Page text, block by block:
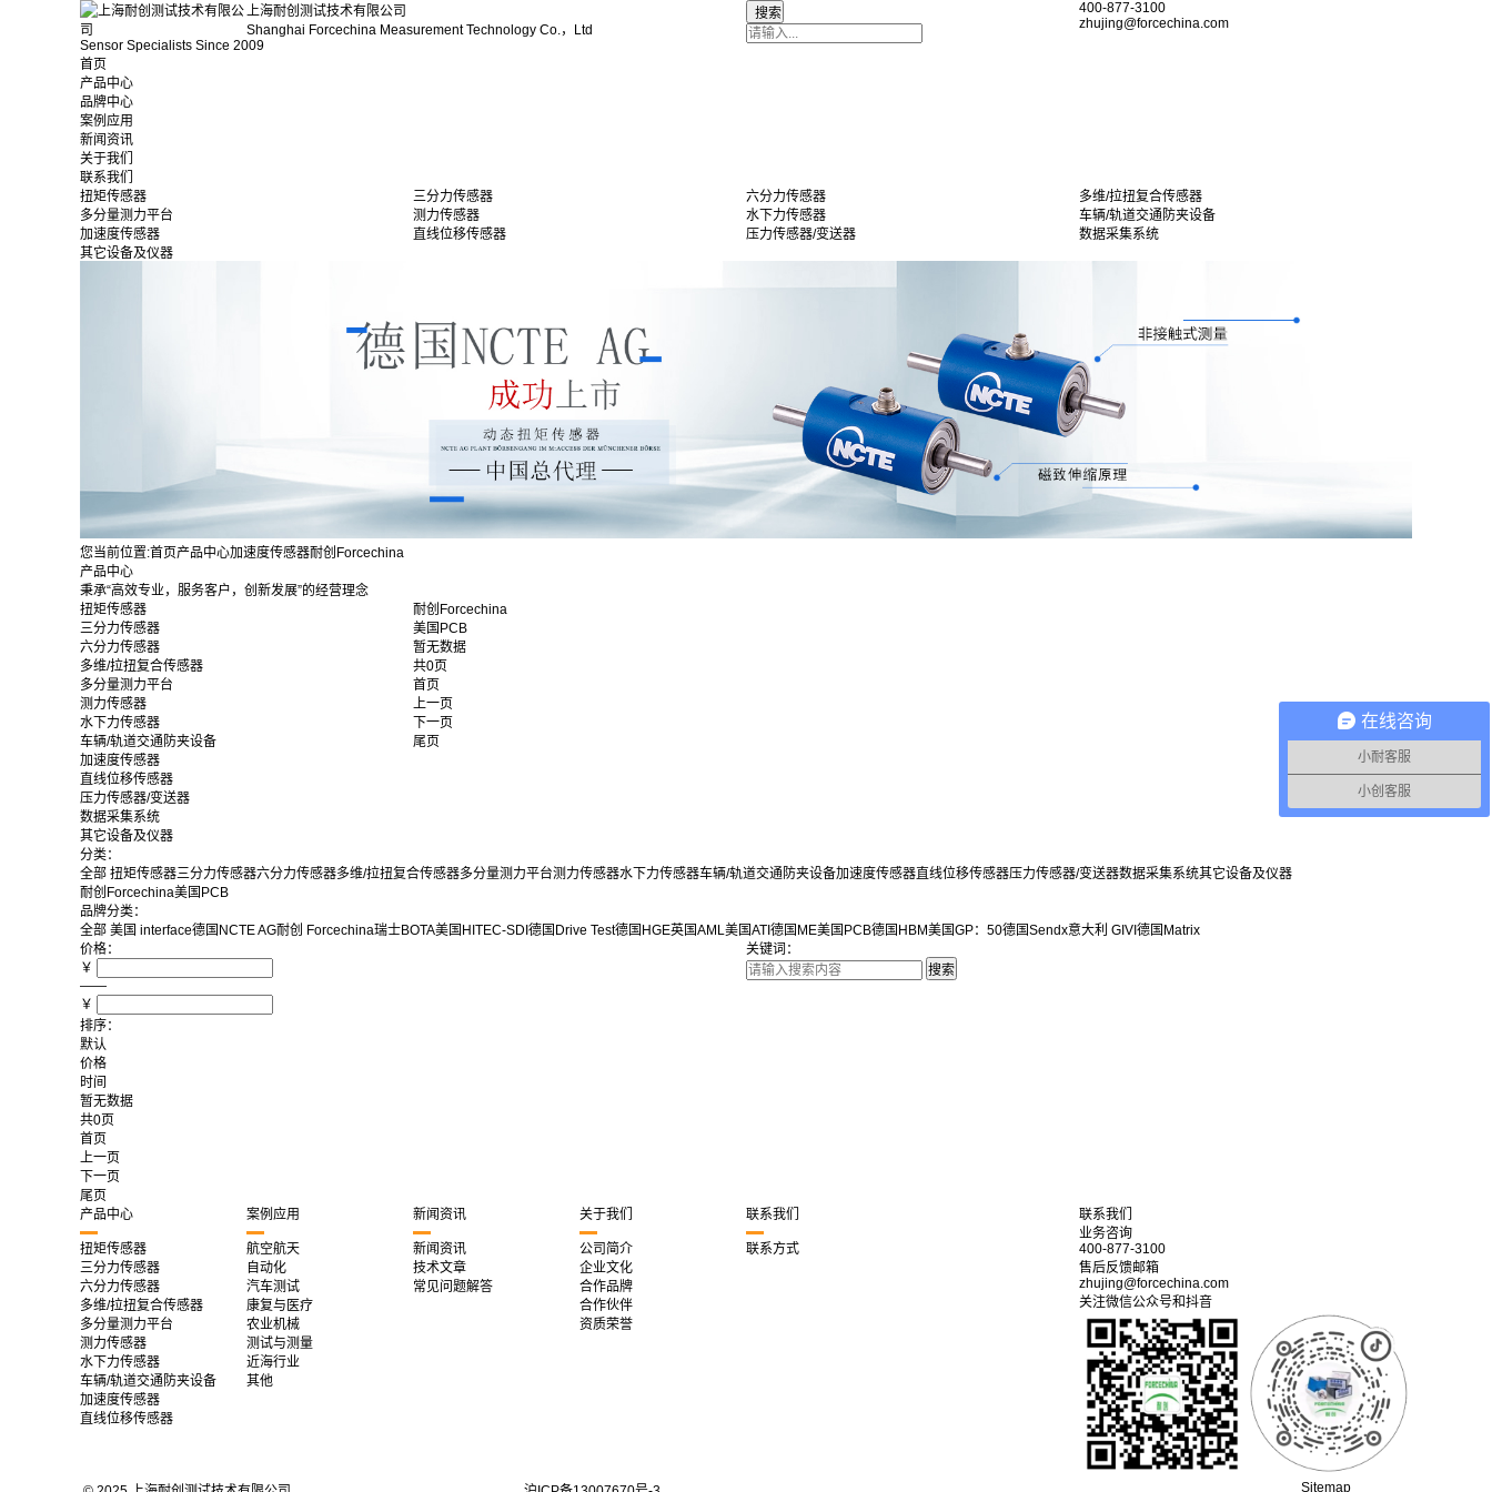
上海耐创测试技术有限公司
Shanghai Forcechina Measurement Technology Co.，Ltd
Sensor Specialists Since 2009
400-877-3100
zhujing@forcechina.com
首页
产品中心
品牌中心
案例应用
新闻资讯
关于我们
联系我们
扭矩传感器
三分力传感器 六分力传感器
多维/拉扭复合传感器
多分量测力平台
测力传感器 水下力传感器
车辆/轨道交通防夹设备
加速度传感器
直线位移传感器 压力传感器/变送器
数据采集系统
其它设备及仪器
您当前位置:首页产品中心加速度传感器耐创Forcechina
产品中心
秉承“高效专业，服务客户，创新发展”的经营理念
扭矩传感器
三分力传感器
六分力传感器
多维/拉扭复合传感器
多分量测力平台
测力传感器
水下力传感器
车辆/轨道交通防夹设备
加速度传感器
直线位移传感器
压力传感器/变送器
数据采集系统
其它设备及仪器
耐创Forcechina
美国PCB
暂无数据
共0页
首页
上一页
下一页
尾页
分类：
全部 扭矩传感器三分力传感器六分力传感器多维/拉扭复合传感器多分量测力平台测力传感器水下力传感器车辆/轨道交通防夹设备加速度传感器直线位移传感器压力传感器/变送器数据采集系统其它设备及仪器
耐创Forcechina美国PCB
品牌分类：
全部 美国 interface德国NCTE AG耐创 Forcechina瑞士BOTA美国HITEC-SDI 德国Drive Test德国HGE英国AML美国ATI 德国ME美国PCB德国HBM美国GP：50德国Sendx意大利 GIVI 德国Matrix
价格：
￥
——
￥
关键词：
排序：
默认
价格
时间
暂无数据
共0页
首页
上一页
下一页
尾页
产品中心
扭矩传感器
三分力传感器
六分力传感器
多维/拉扭复合传感器
多分量测力平台
测力传感器
水下力传感器
车辆/轨道交通防夹设备
加速度传感器
直线位移传感器
案例应用
航空航天
自动化
汽车测试
康复与医疗
农业机械
测试与测量
近海行业
其他
新闻资讯
新闻资讯
技术文章
常见问题解答
关于我们
公司简介
企业文化
合作品牌
合作伙伴
资质荣誉
联系我们
联系方式
联系我们
业务咨询
400-877-3100
售后反馈邮箱
zhujing@forcechina.com
关注微信公众号和抖音
Sitemap
在线咨询
小耐客服
小创客服